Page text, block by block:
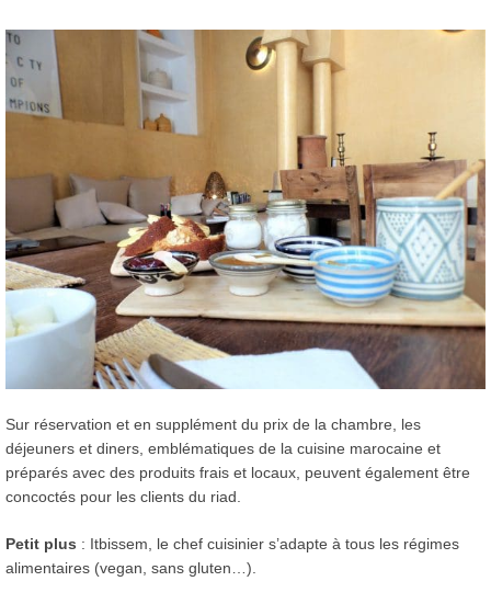
Sur réservation et en supplément du prix de la chambre, les
déjeuners et diners, emblématiques de la cuisine marocaine et
préparés avec des produits frais et locaux, peuvent également être
concoctés pour les clients du riad.
Petit plus : Itbissem, le chef cuisinier s’adapte à tous les régimes
alimentaires (vegan, sans gluten…).